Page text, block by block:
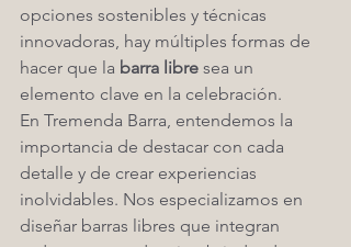
opciones sostenibles y técnicas
innovadoras, hay múltiples formas de
hacer que la barra libre sea un
elemento clave en la celebración.
En Tremenda Barra, entendemos la
importancia de destacar con cada
detalle y de crear experiencias
inolvidables. Nos especializamos en
diseñar barras libres que integran